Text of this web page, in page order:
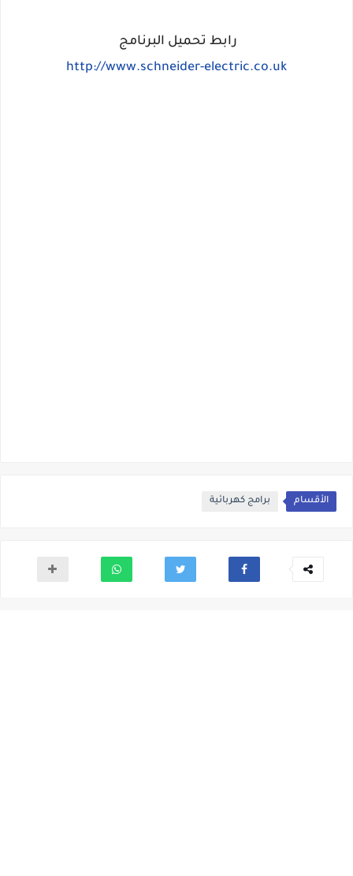
رابط تحميل البرنامج
http://www.schneider-electric.co.uk
الأقسام برامج كهربائية